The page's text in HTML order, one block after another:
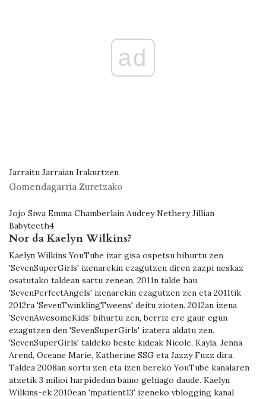
ad
Jarraitu Jarraian Irakurtzen
Gomendagarria Zuretzako
Jojo Siwa Emma Chamberlain Audrey Nethery Jillian
Babyteeth4
Nor da Kaelyn Wilkins?
Kaelyn Wilkins YouTube izar gisa ospetsu bihurtu zen
'SevenSuperGirls' izenarekin ezagutzen diren zazpi neskaz
osatutako taldean sartu zenean, 2011n talde hau
'SevenPerfectAngels' izenarekin ezagutzen zen eta 2011tik
2012ra 'SevenTwinklingTweens' deitu zioten. 2012an izena
'SevenAwesomeKids' bihurtu zen, berriz ere gaur egun
ezagutzen den 'SevenSuperGirls' izatera aldatu zen.
'SevenSuperGirls' taldeko beste kideak Nicole, Kayla, Jenna
Arend, Oceane Marie, Katherine SSG eta Jazzy Fuzz dira.
Taldea 2008an sortu zen eta izen bereko YouTube kanalaren
atzetik 3 milioi harpidedun baino gehiago daude. Kaelyn
Wilkins-ek 2010ean 'mpatient13' izeneko vblogging kanal